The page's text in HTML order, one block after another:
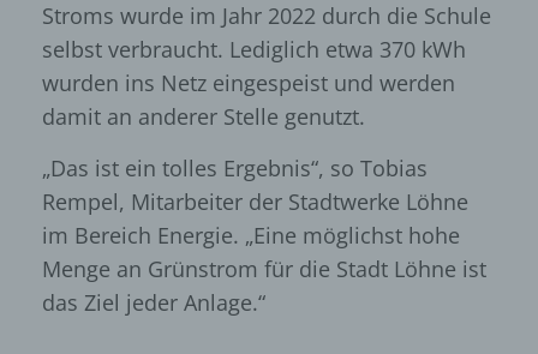
Stroms wurde im Jahr 2022 durch die Schule
selbst verbraucht. Lediglich etwa 370 kWh
wurden ins Netz eingespeist und werden
damit an anderer Stelle genutzt.
„Das ist ein tolles Ergebnis“, so Tobias
Rempel, Mitarbeiter der Stadtwerke Löhne
im Bereich Energie. „Eine möglichst hohe
Menge an Grünstrom für die Stadt Löhne ist
das Ziel jeder Anlage.“